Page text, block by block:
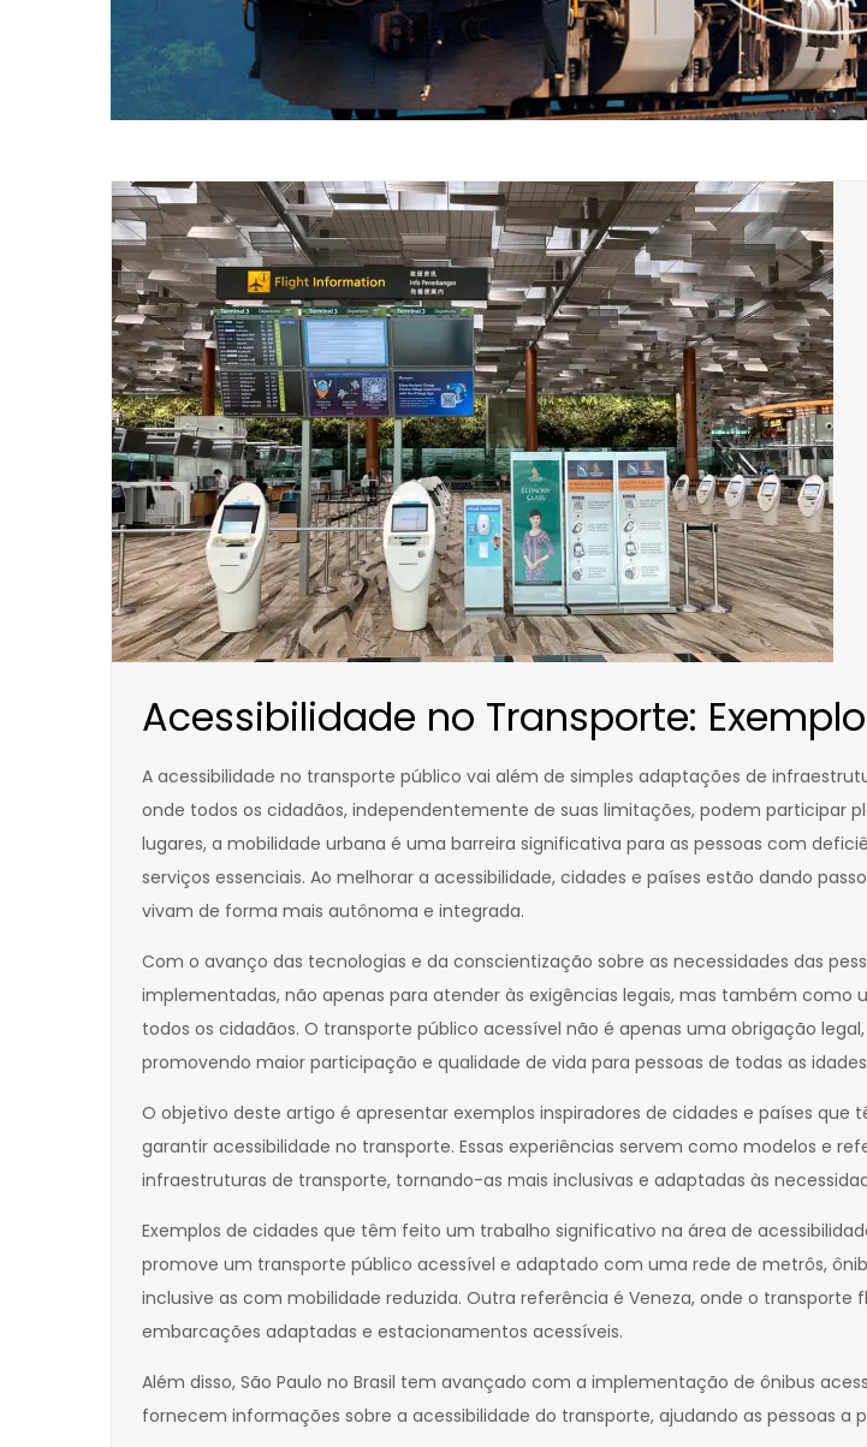
Acessibilidade no Transporte:
A acessibilidade no transporte público vai além de simples adaptações de
onde todos os cidadãos, independentemente de suas limitações, podem participar
lugares, a mobilidade urbana é uma barreira significativa para as pessoas com
serviços essenciais. Ao melhorar a acessibilidade, cidades e países estão dando
vivam de forma mais autônoma e integrada.
Com o avanço das tecnologias e da conscientização sobre as necessidades das
implementadas, não apenas para atender às exigências legais, mas também
todos os cidadãos. O transporte público acessível não é apenas uma obrigação
promovendo maior participação e qualidade de vida para pessoas de todas as
O objetivo deste artigo é apresentar exemplos inspiradores de cidades e países
garantir acessibilidade no transporte. Essas experiências servem como modelos e
infraestruturas de transporte, tornando-as mais inclusivas e adaptadas às
Exemplos de cidades que têm feito um trabalho significativo na área de
promove um transporte público acessível e adaptado com uma rede de metrôs,
inclusive as com mobilidade reduzida. Outra referência é Veneza, onde o
embarcações adaptadas e estacionamentos acessíveis.
Além disso, São Paulo no Brasil tem avançado com a implementação de ônibus
fornecem informações sobre a acessibilidade do transporte, ajudando as pessoas a